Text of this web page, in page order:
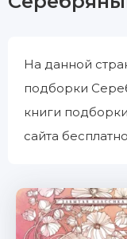
На данной
подборки
книги
сайта